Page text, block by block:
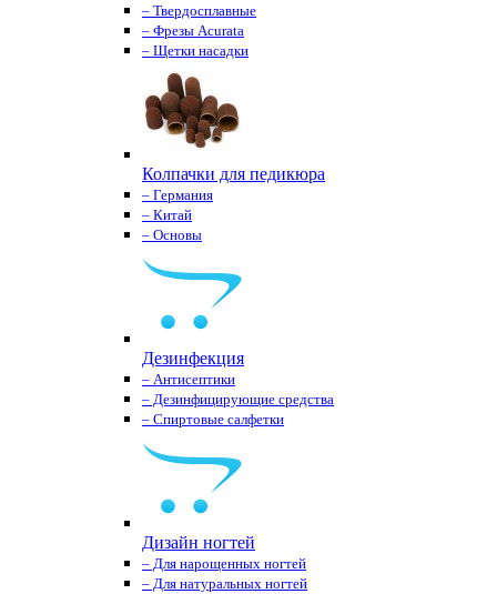
– Твердосплавные
– Фрезы Acurata
– Щетки насадки
Колпачки для педикюра
– Германия
– Китай
– Основы
Дезинфекция
– Антисептики
– Дезинфицирующие средства
– Спиртовые салфетки
Дизайн ногтей
– Для нарощенных ногтей
– Для натуральных ногтей